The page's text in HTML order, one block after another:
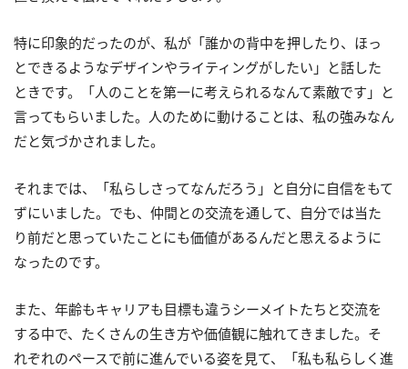
特に印象的だったのが、私が「誰かの背中を押したり、ほっ
とできるようなデザインやライティングがしたい」と話した
ときです。「人のことを第一に考えられるなんて素敵です」と
言ってもらいました。人のために動けることは、私の強みなん
だと気づかされました。
それまでは、「私らしさってなんだろう」と自分に自信をもて
ずにいました。でも、仲間との交流を通して、自分では当た
り前だと思っていたことにも価値があるんだと思えるように
なったのです。
また、年齢もキャリアも目標も違うシーメイトたちと交流を
する中で、たくさんの生き方や価値観に触れてきました。そ
れぞれのペースで前に進んでいる姿を見て、「私も私らしく進